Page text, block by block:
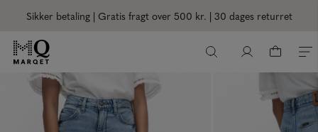
Sikker betaling | Gratis fragt over 500 kr. | 30 dages returret